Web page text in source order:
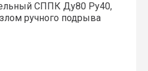
СППК Ду80 Ру40,
ручного подрыва